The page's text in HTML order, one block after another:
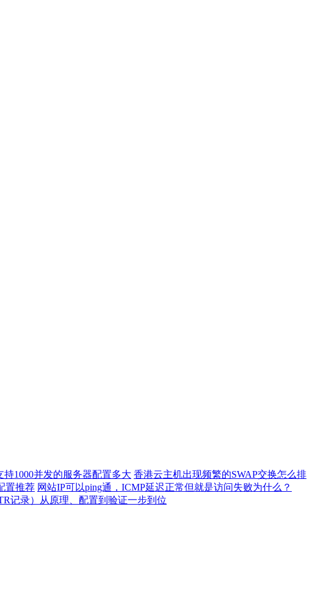
持1000并发的服务器配置多大 香港云主机出现频繁的SWAP交换怎么排
置推荐 网站IP可以ping通，ICMP延迟正常但就是访问失败为什么？
记录）从原理、配置到验证一步到位